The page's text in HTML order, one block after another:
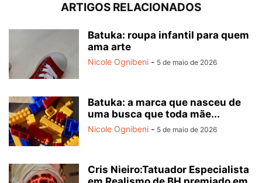
ARTIGOS RELACIONADOS
Batuka: roupa infantil para quem
ama arte
Nicole Ognibeni - 5 de maio de 2026
Batuka: a marca que nasceu de
uma busca que toda mãe...
Nicole Ognibeni - 5 de maio de 2026
Cris Nieiro:Tatuador Especialista